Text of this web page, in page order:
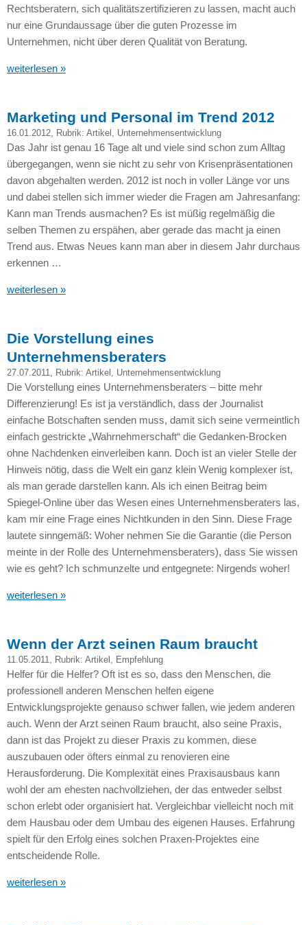
Rechtsberatern, sich qualitätszertifizieren zu lassen, macht auch
nur eine Grundaussage über die guten Prozesse im
Unternehmen, nicht über deren Qualität von Beratung.
weiterlesen »
Marketing und Personal im Trend 2012
16.01.2012, Rubrik: Artikel , Unternehmensentwicklung
Das Jahr ist genau 16 Tage alt und viele sind schon zum Alltag
übergegangen, wenn sie nicht zu sehr von Krisenpräsentationen
davon abgehalten werden. 2012 ist noch in voller Länge vor uns
und dabei stellen sich immer wieder die Fragen am Jahresanfang:
Kann man Trends ausmachen? Es ist müßig regelmäßig die
selben Themen zu erspähen, aber gerade das macht ja einen
Trend aus. Etwas Neues kann man aber in diesem Jahr durchaus
erkennen …
weiterlesen »
Die Vorstellung eines
Unternehmensberaters
27.07.2011, Rubrik: Artikel , Unternehmensentwicklung
Die Vorstellung eines Unternehmensberaters – bitte mehr
Differenzierung! Es ist ja verständlich, dass der Journalist
einfache Botschaften senden muss, damit sich seine vermeintlich
einfach gestrickte „Wahrnehmerschaft“ die Gedanken-Brocken
ohne Nachdenken einverleiben kann. Doch ist an vieler Stelle der
Hinweis nötig, dass die Welt ein ganz klein Wenig komplexer ist,
als man gerade darstellen kann. Als ich einen Beitrag beim
Spiegel-Online über das Wesen eines Unternehmensberaters las,
kam mir eine Frage eines Nichtkunden in den Sinn. Diese Frage
lautete sinngemäß: Woher nehmen Sie die Garantie (die Person
meinte in der Rolle des Unternehmensberaters), dass Sie wissen
wie es geht? Ich schmunzelte und entgegnete: Nirgends woher!
weiterlesen »
Wenn der Arzt seinen Raum braucht
11.05.2011 , Rubrik: Artikel Empfehlung
Helfer für die Helfer? Oft ist es so, dass den Menschen, die
professionell anderen Menschen helfen eigene
Entwicklungsprojekte genauso schwer fallen, wie jedem anderen
auch. Wenn der Arzt seinen Raum braucht, also seine Praxis,
dann ist das Projekt zu dieser Praxis zu kommen, diese
auszubauen oder öfters einmal zu renovieren eine
Herausforderung. Die Komplexität eines Praxisausbaus kann
wohl der am ehesten nachvollziehen, der das entweder selbst
schon erlebt oder organisiert hat. Vergleichbar vielleicht noch mit
dem Hausbau oder dem Umbau des eigenen Hauses. Erfahrung
spielt für den Erfolg eines solchen Praxen-Projektes eine
entscheidende Rolle.
weiterlesen »